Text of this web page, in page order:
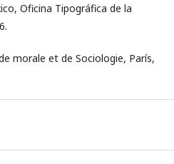
Oficina Tipográfica de la
morale et de Sociologie, París,